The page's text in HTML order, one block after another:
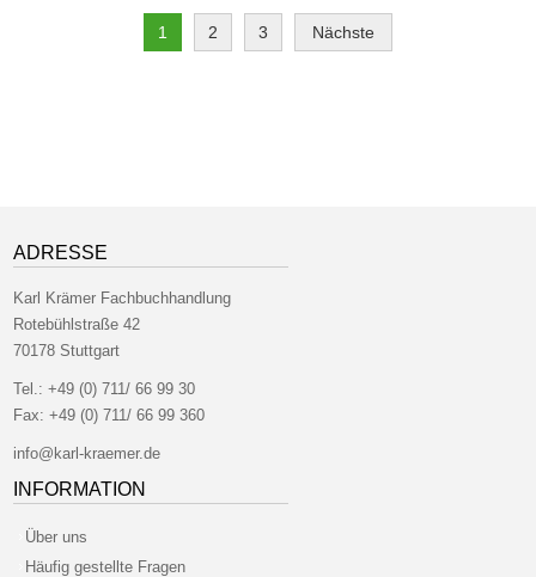
1 2 3 Nächste
ADRESSE
Karl Krämer Fachbuchhandlung
Rotebühlstraße 42
70178 Stuttgart
Tel.:+49 (0) 711/ 66 99 30
Fax: +49 (0) 711/ 66 99 360
info@karl-kraemer.de
INFORMATION
Über uns
Häufig gestellte Fragen